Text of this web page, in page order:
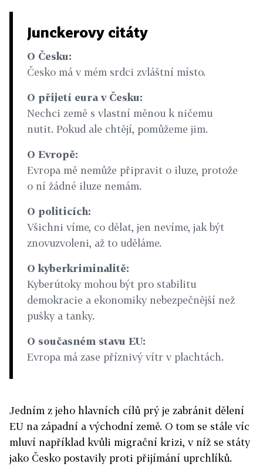
Junckerovy citáty
O Česku:
Česko má v mém srdci zvláštní místo.
O přijetí eura v Česku:
Nechci země s vlastní měnou k ničemu
nutit. Pokud ale chtějí, pomůžeme jim.
O Evropě:
Evropa mě nemůže připravit o iluze, protože
o ní žádné iluze nemám.
O politicích:
Všichni víme, co dělat, jen nevíme, jak být
znovuzvoleni, až to uděláme.
O kyberkriminalitě:
Kyberútoky mohou být pro stabilitu
demokracie a ekonomiky nebezpečnější než
pušky a tanky.
O současném stavu EU:
Evropa má zase příznivý vítr v plachtách.
Jedním z jeho hlavních cílů prý je zabránit dělení
EU na západní a východní země. O tom se stále víc
mluví například kvůli migrační krizi, v níž se státy
jako Česko postavily proti přijímání uprchlíků.